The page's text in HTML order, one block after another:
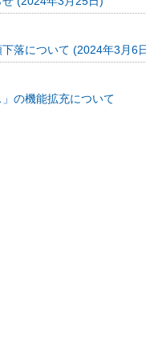
落について (2024年3月6
」の機能拡充について